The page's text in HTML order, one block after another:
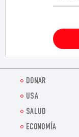
DONAR
USA
SALUD
ECONOMÍA